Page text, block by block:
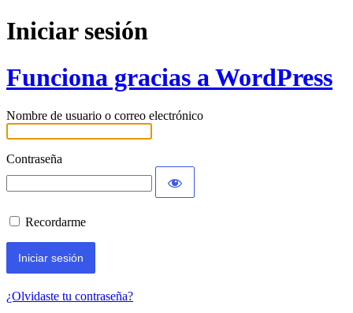
Iniciar sesión
Funciona gracias a WordPress
Nombre de usuario o correo electrónico
Contraseña
Recordarme
¿Olvidaste tu contraseña?